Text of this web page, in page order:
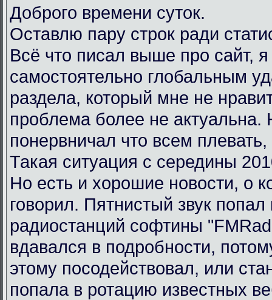
Доброго времени суток.
Оставлю пару строк ради
Всё что писал выше про сайт,
самостоятельно глобальным
раздела, который мне не
проблема более не актуальна.
понервничал что всем
Такая ситуация с середины
Но есть и хорошие новости, о
говорил. Пятнистый звук попал
радиостанций софтины
вдавался в подробности,
этому посодействовал, или
попала в ротацию известных